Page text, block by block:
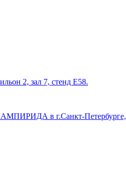
2, зал 7, стенд Е58.
в г.Санкт-